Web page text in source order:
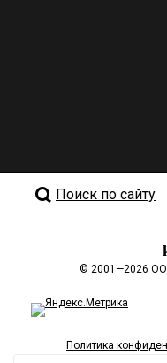
Поиск по сайту
© 2001—2026
Политика